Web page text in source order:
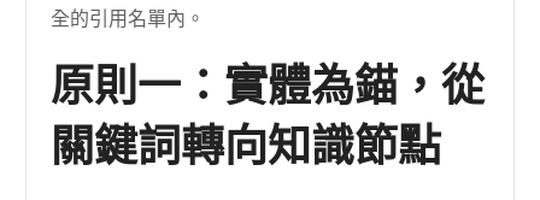
全的引用名單內。
原則一：實體為錨，從
關鍵詞轉向知識節點